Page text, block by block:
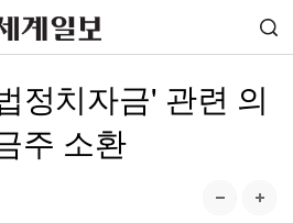
정치자금' 관련 의
주 소환